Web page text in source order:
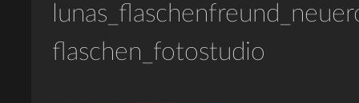
flaschen_fotostudio